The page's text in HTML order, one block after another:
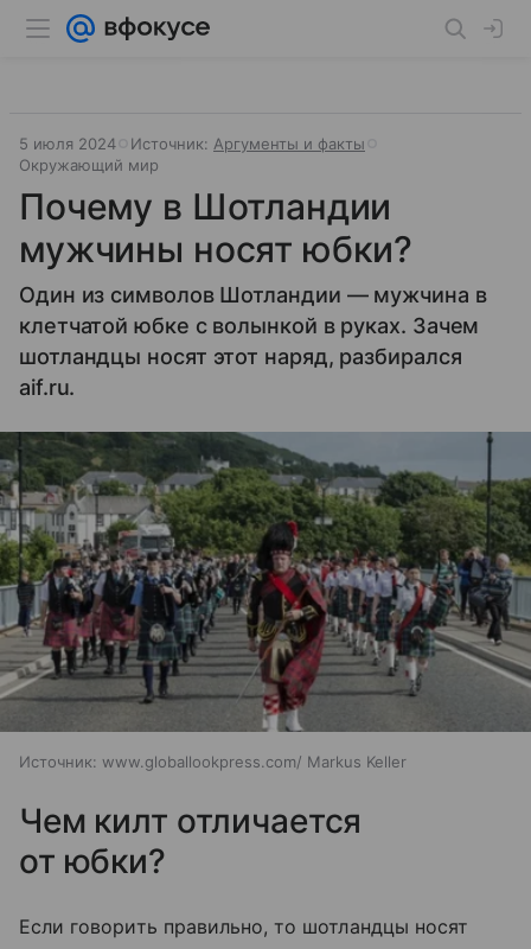
5 июля 2024 Источник: Аргументы и факты
Окружающий мир
Почему в Шотландии
мужчины носят юбки?
Один из символов Шотландии — мужчина в
клетчатой юбке с волынкой в руках. Зачем
шотландцы носят этот наряд, разбирался
aif.ru.
Источник: www.globallookpress.com/ Markus Keller
Чем килт отличается
от юбки?
Если говорить правильно, то шотландцы носят